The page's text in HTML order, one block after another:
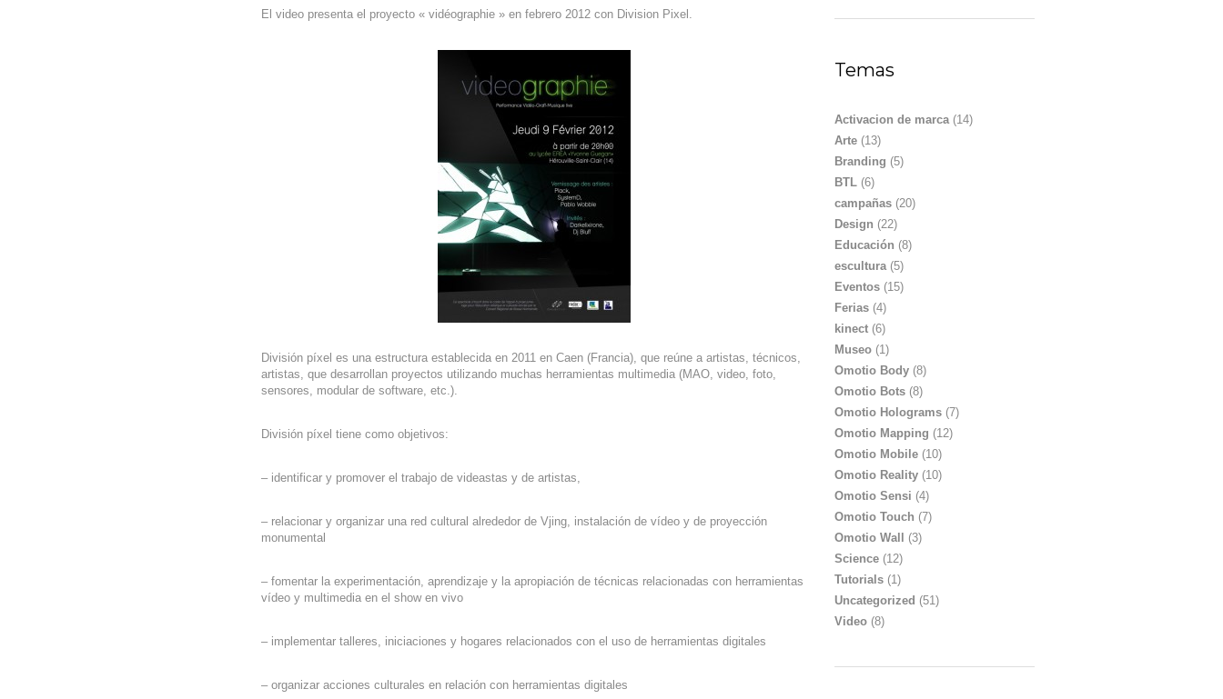
El video presenta el proyecto « vidéographie » en febrero 2012 con Division Pixel.
División píxel es una estructura establecida en 2011 en Caen (Francia), que reúne a artistas, técnicos,
artistas, que desarrollan proyectos utilizando muchas herramientas multimedia (MAO, video, foto,
sensores, modular de software, etc.).
División píxel tiene como objetivos:
– identificar y promover el trabajo de videastas y de artistas,
– relacionar y organizar una red cultural alrededor de Vjing, instalación de vídeo y de proyección
monumental
– fomentar la experimentación, aprendizaje y la apropiación de técnicas relacionadas con herramientas
vídeo y multimedia en el show en vivo
– implementar talleres, iniciaciones y hogares relacionados con el uso de herramientas digitales
– organizar acciones culturales en relación con herramientas digitales
Temas
Activacion de marca(14)
Arte (13)
Branding (5)
BTL (6)
campañas (20)
Design (22)
Educación (8)
escultura(5)
Eventos (15)
Ferias (4)
kinect (6)
Museo (1)
Omotio Body (8)
Omotio Bots (8)
Omotio Holograms (7)
Omotio Mapping (12)
Omotio Mobile (10)
Omotio Reality (10)
Omotio Sensi (4)
Omotio Touch (7)
Omotio Wall
(3)
Science (12)
Tutorials (1)
Uncategorized (51)
Video (8)